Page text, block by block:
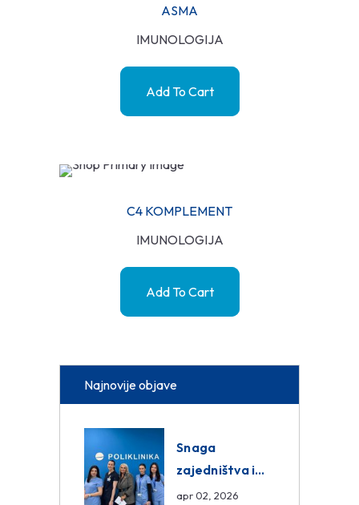
ASMA
IMUNOLOGIJA
Add To Cart
C4 KOMPLEMENT
IMUNOLOGIJA
Add To Cart
Najnovije objave
Snaga
zajedništva i
razmjena
apr 02, 2026